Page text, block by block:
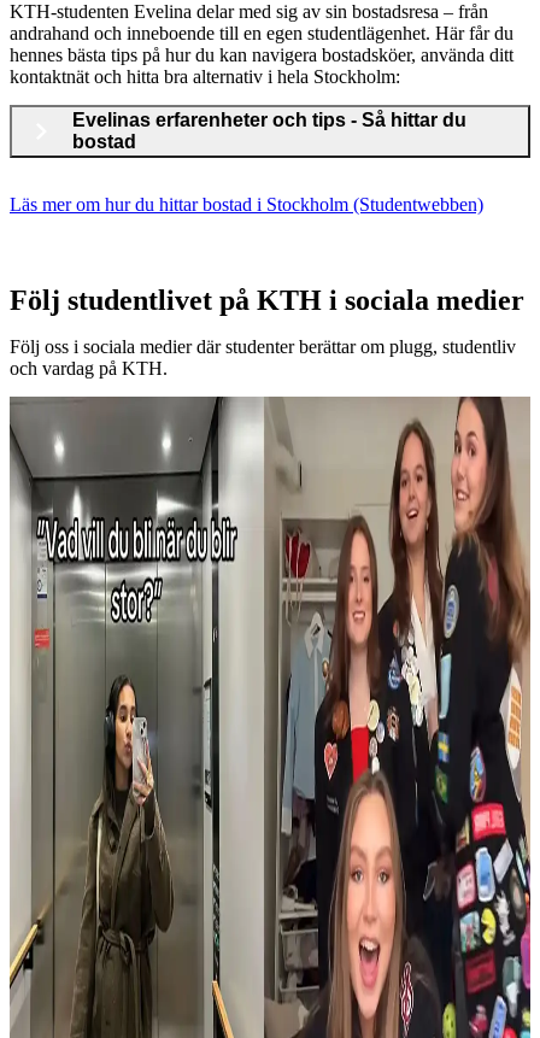
KTH-studenten Evelina delar med sig av sin bostadsresa – från
andrahand och inneboende till en egen studentlägenhet. Här får du
hennes bästa tips på hur du kan navigera bostadsköer, använda ditt
kontaktnät och hitta bra alternativ i hela Stockholm:
Evelinas erfarenheter och tips - Så hittar du
bostad
Läs mer om hur du hittar bostad i Stockholm (Studentwebben)
Följ studentlivet på KTH i sociala medier
Följ oss i sociala medier där studenter berättar om plugg, studentliv
och vardag på KTH.